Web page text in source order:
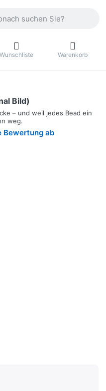
Wunschliste Warenkorb
Bild)
– und weil jedes Bead ein
weg.
Bewertung ab